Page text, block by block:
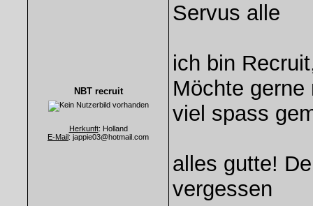
NBT recruit
Herkunft: Holland
E-Mail: jappie03@hotmail.com
Servus alle
ich bin
Möchte
viel spass
alles gutte!
vergessen